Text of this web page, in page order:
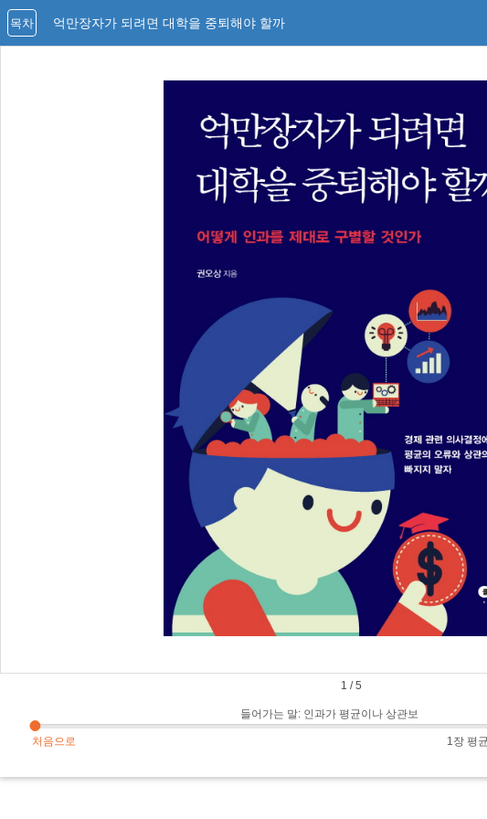
억만장자가 되려면 대학을 중퇴해야 할까
목차
1 /5
처음으로
들어가는 말: 인과가 평균이나 상관보
1장 평